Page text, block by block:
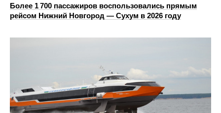
Более 1 700 пассажиров воспользовались прямым
рейсом Нижний Новгород — Сухум в 2026 году